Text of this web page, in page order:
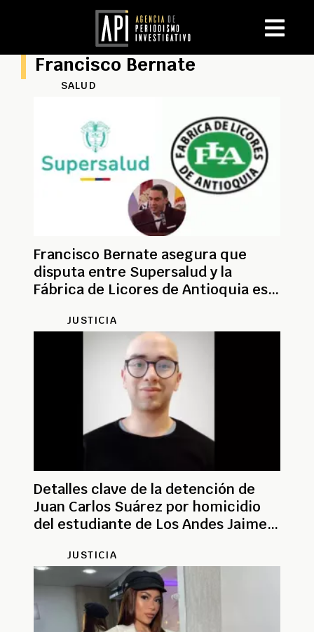
Francisco Bernate
SALUD
Francisco Bernate asegura que
disputa entre Supersalud y la
Fábrica de Licores de Antioquia es
JUSTICIA
Detalles clave de la detención de
Juan Carlos Suárez por homicidio
del estudiante de Los Andes Jaime
JUSTICIA